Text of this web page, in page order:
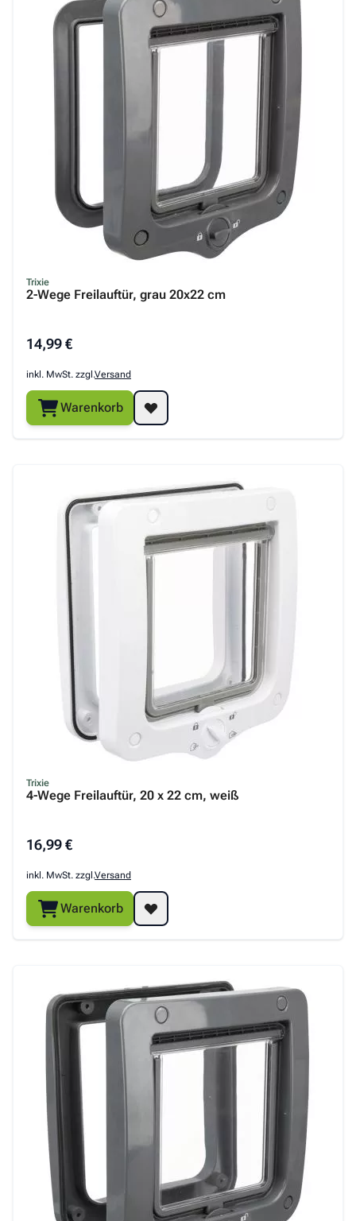
Trixie
2-Wege Freilauftür, grau 20x22 cm
14,99 €
inkl. MwSt. zzgl.Versand
Warenkorb
Trixie
4-Wege Freilauftür, 20 x 22 cm, weiß
16,99 €
inkl. MwSt. zzgl.Versand
Warenkorb